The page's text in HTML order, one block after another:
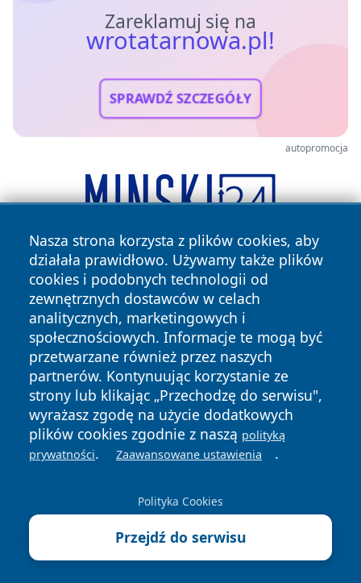
Zareklamuj się na
wrotatarnowa.pl!
SPRAWDŹ SZCZEGÓŁY
autopromocja
Nasza strona korzysta z plików cookies, aby
działała prawidłowo. Używamy także plików
cookies i podobnych technologii od
zewnętrznych dostawców w celach
analitycznych, marketingowych i
społecznościowych. Informacje te mogą być
przetwarzane również przez naszych
partnerów. Kontynuując korzystanie ze
strony lub klikając „Przechodzę do serwisu",
wyrażasz zgodę na użycie dodatkowych
plików cookies zgodnie z naszą polityką
prywatności. Zaawansowane ustawienia .
Polityka Cookies
Przejdź do serwisu
Copyright © 2026 wrotatarnowa.pl Wszystkie prawa
zastrzeżone.
News Autorzy
Polityka
Prywatności
Polityka
Cookies